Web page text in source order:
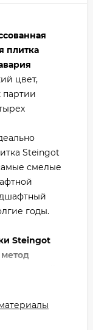
плитка
цвет,
партии
Steingot
смелые
годы.
Steingot